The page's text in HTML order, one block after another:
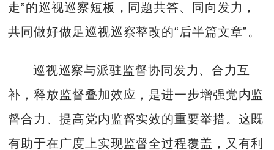
走”的巡视巡察短板，同题共答、同向发力，
共同做好做足巡视巡察整改的“后半篇文章”。
巡视巡察与派驻监督协同发力、合力互
补，释放监督叠加效应，是进一步增强党内监
督合力、提高党内监督实效的重要举措。这既
有助于在广度上实现监督全过程覆盖，又有利